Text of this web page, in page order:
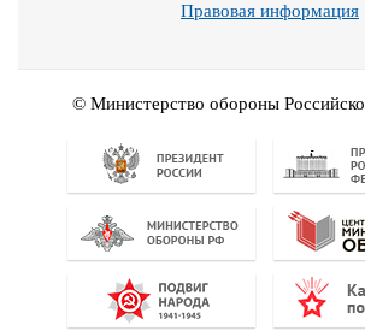
Правовая информация
© Министерство обороны